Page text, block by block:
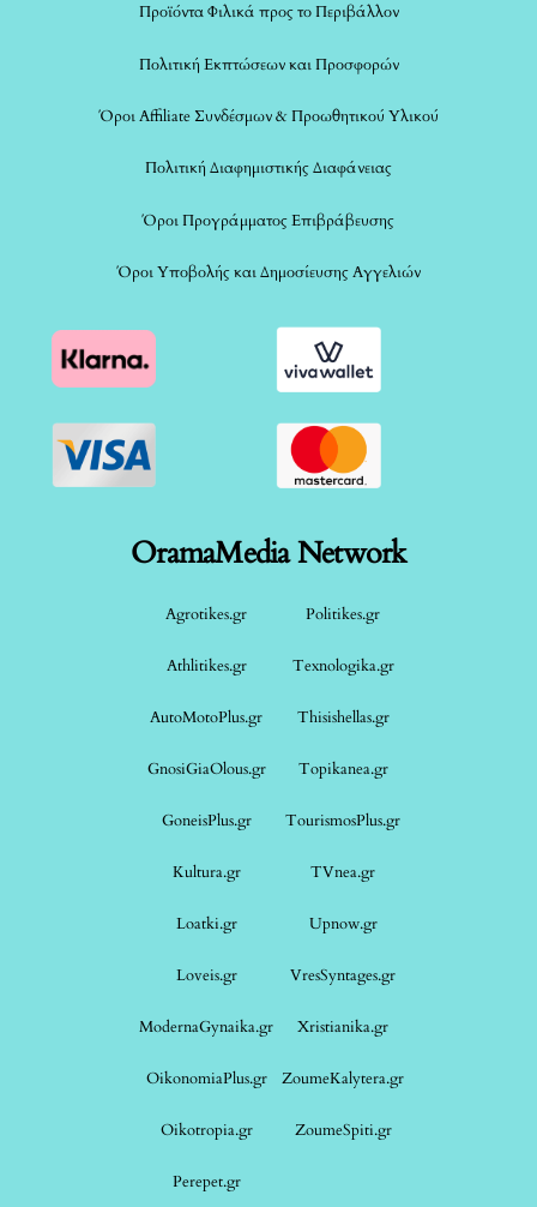
Προϊόντα Φιλικά προς το Περιβάλλον
Πολιτική Εκπτώσεων και Προσφορών
Όροι Affiliate Συνδέσμων & Προωθητικού Υλικού
Πολιτική Διαφημιστικής Διαφάνειας
Όροι Προγράμματος Επιβράβευσης
Όροι Υποβολής και Δημοσίευσης Αγγελιών
OramaMedia Network
Agrotikes.gr Politikes.gr
Athlitikes.gr Texnologika.gr
AutoMotoPlus.gr Thisishellas.gr
GnosiGiaOlous.gr Topikanea.gr
GoneisPlus.gr TourismosPlus.gr
Kultura.gr TVnea.gr
Loatki.gr Upnow.gr
Loveis.gr VresSyntages.gr
ModernaGynaika.gr Xristianika.gr
OikonomiaPlus.gr ZoumeKalytera.gr
Oikotropia.gr ZoumeSpiti.gr
Perepet.gr